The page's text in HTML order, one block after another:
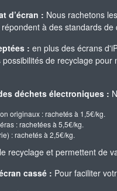
d’écran : Nous rachetons
à des standards
: en plus des écrans
de recyclage
déchets électroniques :
originaux : rachetés à 1,5€/kg.
: rachetées à 5,5€/kg.
: rachetés à 2,5€/kg.
recyclage et permettent de
cassé : Pour faciliter